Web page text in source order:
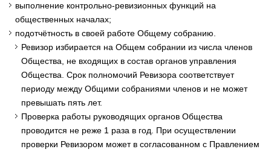
выполнение контрольно-ревизионных функций на
общественных началах;
подотчётность в своей работе Общему собранию.
Ревизор избирается на Общем собрании из числа членов
Общества, не входящих в состав органов управления
Общества. Срок полномочий Ревизора соответствует
периоду между Общими собраниями членов и не может
превышать пять лет.
Проверка работы руководящих органов Общества
проводится не реже 1 раза в год. При осуществлении
проверки Ревизором может в согласованном с Правлением